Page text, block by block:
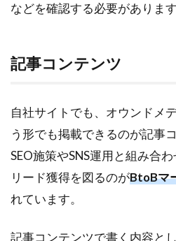
などを確認する必要があります
記事コンテンツ
自社サイトでも、オウンドメ
う形でも掲載できるのが記事
SEO施策やSNS運用と組み合
リード獲得を図るのがBtoBマ
れています。
記事コンテンツで書く内容とし